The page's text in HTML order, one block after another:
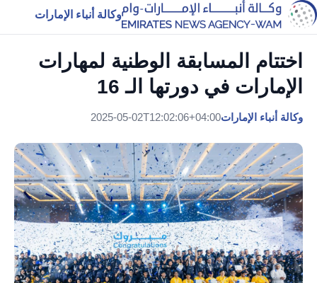
وكالة أنباء الإمارات
اختتام المسابقة الوطنية لمهارات
الإمارات في دورتها الـ 16
وكالة أنباء الإمارات2025-05-02T12:02:06+04:00